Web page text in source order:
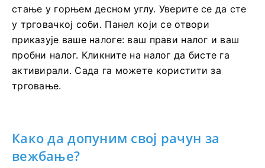
стање у горњем десном углу. Уверите се да сте
у трговачкој соби. Панел који се отвори
приказује ваше налоге: ваш прави налог и ваш
пробни налог. Кликните на налог да бисте га
активирали. Сада га можете користити за
трговање.
Како да допуним свој рачун за
вежбање?